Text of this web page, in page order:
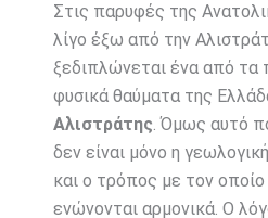
Στις παρυφές της
λίγο έξω από την
ξεδιπλώνεται ένα από τα
φυσικά θαύματα της
Αλιστράτης. Όμως αυτό
δεν είναι μόνο η
και ο τρόπος με τον οποίο
ενώνονται αρμονικά. Ο